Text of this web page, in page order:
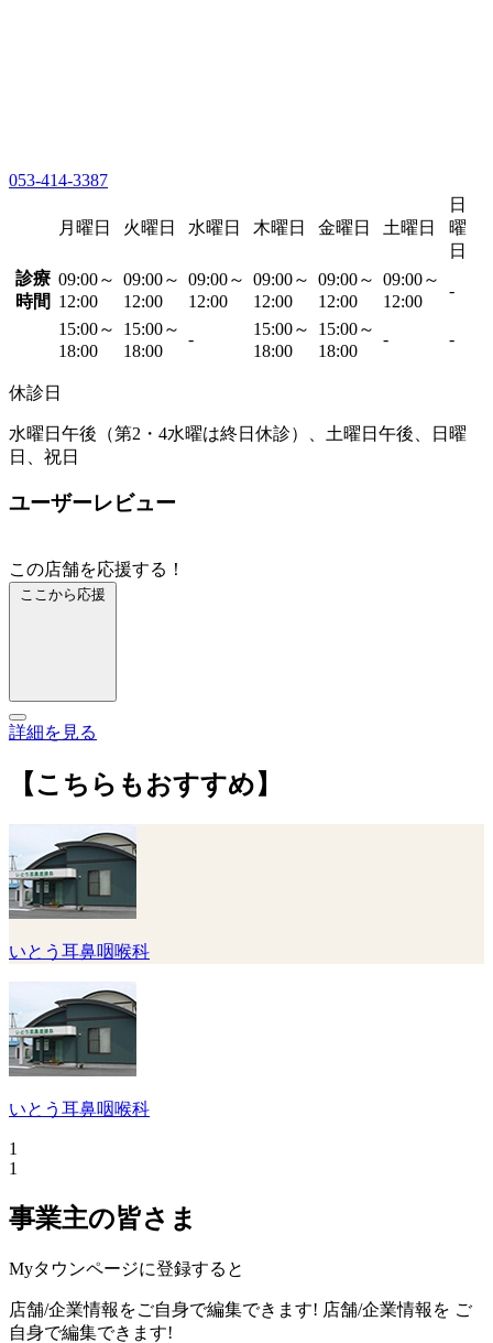
053-414-3387
月曜日 火曜日 水曜日 木曜日 金曜日 土曜日
日
曜
日
診療
時間
09:00～
12:00
09:00～
12:00
09:00～
12:00
09:00～
12:00
09:00～
12:00
09:00～
12:00
-
15:00～
18:00
15:00～
18:00
-
15:00～
18:00
15:00～
18:00
- -
休診日
水曜日午後（第2・4水曜は終日休診）、土曜日午後、日曜
日、祝日
ユーザーレビュー
この店舗を応援する！
ここから応援
詳細を見る
【こちらもおすすめ】
いとう耳鼻咽喉科
いとう耳鼻咽喉科
1
1
事業主の皆さま
Myタウンページに登録すると
店舗/企業情報をご自身で編集できます! 店舗/企業情報を ご
自身で編集できます!